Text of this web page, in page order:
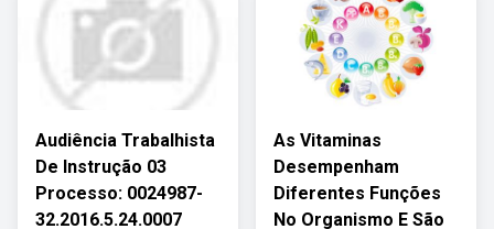
Audiência Trabalhista
De Instrução 03
Processo: 0024987-
32.2016.5.24.0007
As Vitaminas
Desempenham
Diferentes Funções
No Organismo E São